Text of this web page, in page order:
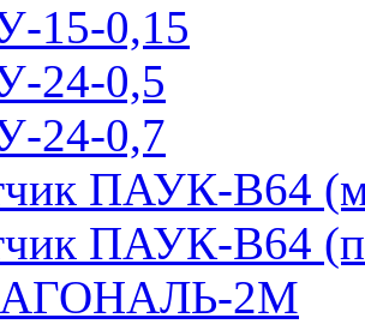
15-0,15
24-0,5
24-0,7
ПАУК-В64
ПАУК-В64
2М